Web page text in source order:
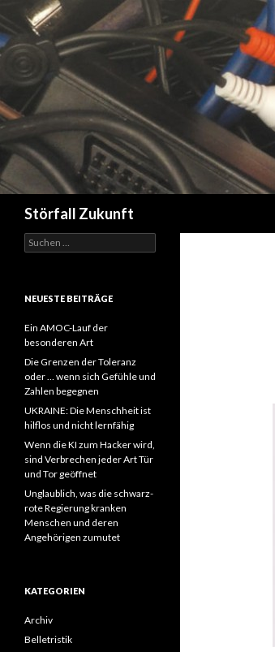
Störfall Zukunft
Suchen
nach:
NEUESTE BEITRÄGE
Ein AMOC-Lauf der
besonderen Art
Die Grenzen der Toleranz
oder … wenn sich Gefühle und
Zahlen begegnen
UKRAINE: Die Menschheit ist
hilflos und nicht lernfähig
Wenn die KI zum Hacker wird,
sind Verbrechen jeder Art Tür
und Tor geöffnet
Unglaublich, was die schwarz-
rote Regierung kranken
Menschen und deren
Angehörigen zumutet
KATEGORIEN
Archiv
Belletristik